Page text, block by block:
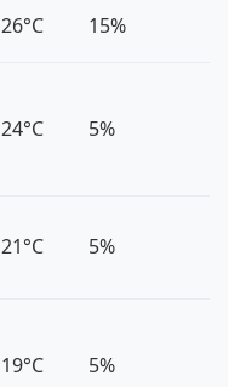
26°C 15%
24°C 5%
21°C 5%
19°C 5%